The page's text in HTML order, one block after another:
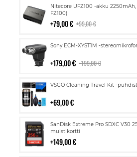
Nitecore UFZ100 -akku
FZ100)
79,00 € 99,00 €
Lisää
ostoskoriin
Sony ECM-XYST1M -
179,00 € 199,00 €
Lisää
VSGO Cleaning Travel Kit -
69,00 €
Lisää
SanDisk Extreme Pro SDXC V30
muistikortti
149,00 €
Lisää
ostoskoriin